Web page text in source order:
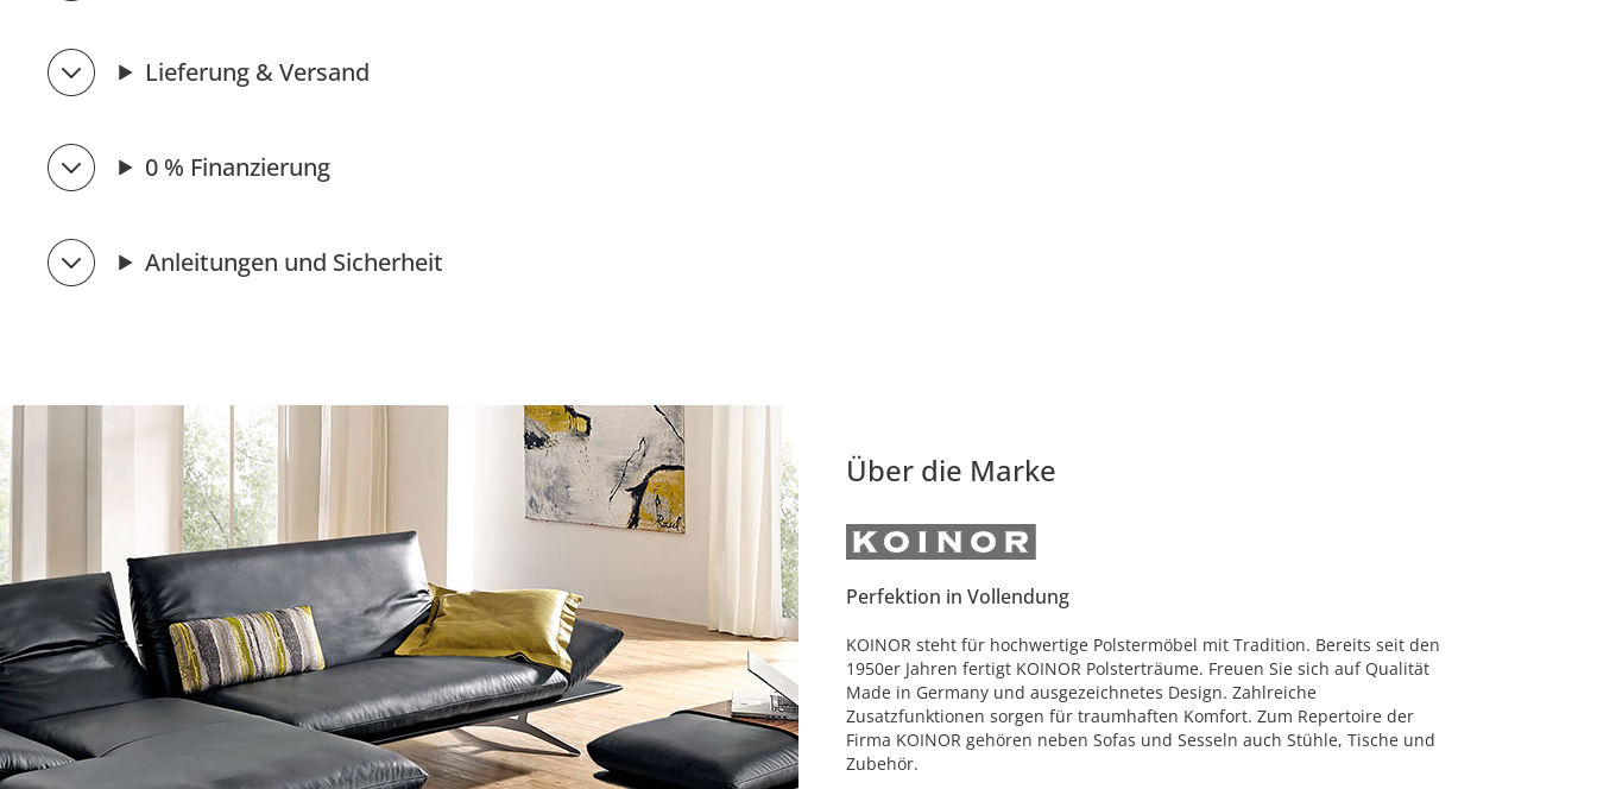
Lieferung & Versand
0 % Finanzierung
Anleitungen und Sicherheit
Über die Marke
Perfektion in Vollendung
KOINOR steht für hochwertige Polstermöbel mit Tradition. Bereits seit den
1950er Jahren fertigt KOINOR Polsterträume. Freuen Sie sich auf Qualität
Made in Germany und ausgezeichnetes Design. Zahlreiche
Zusatzfunktionen sorgen für traumhaften Komfort. Zum Repertoire der
Firma KOINOR gehören neben Sofas und Sesseln auch Stühle, Tische und
Zubehör.